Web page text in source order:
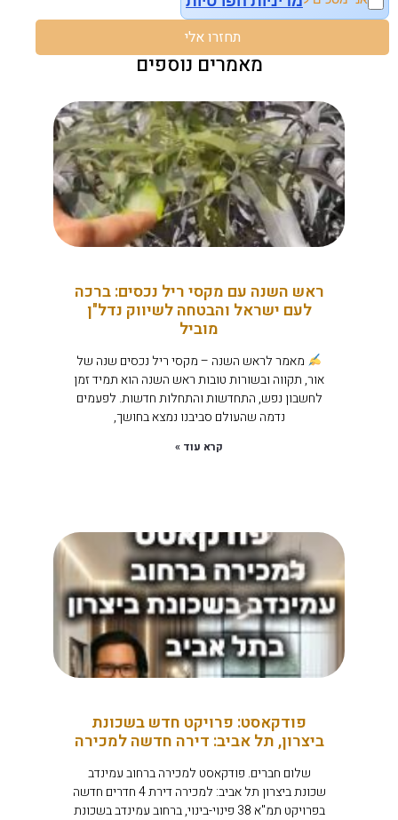
תחזרו אלי
מאמרים נוספים
ראש השנה עם מקסי ריל נכסים: ברכה
לעם ישראל והבטחה לשיווק נדל"ן
מוביל
מאמר לראש השנה – מקסי ריל נכסים שנה של
אור, תקווה ובשורות טובות ראש השנה הוא תמיד זמן
לחשבון נפש, התחדשות והתחלות חדשות. לפעמים
נדמה שהעולם סביבנו נמצא בחושך,
קרא עוד »
פודקאסט: פרויקט חדש בשכונת
ביצרון, תל אביב: דירה חדשה למכירה
שלום חברים. פודקאסט למכירה ברחוב עמינדב
שכונת ביצרון תל אביב: למכירה דירת 4 חדרים חדשה
בפרויקט תמ"א 38 פינוי-בינוי, ברחוב עמינדב בשכונת